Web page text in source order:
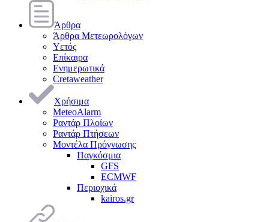
Άρθρα
Άρθρα Μετεωρολόγων
Υετός
Επίκαιρα
Ενημερωτικά
Cretaweather
Χρήσιμα
MeteoAlarm
Ραντάρ Πλοίων
Ραντάρ Πτήσεων
Μοντέλα Πρόγνωσης
Παγκόσμια
GFS
ECMWF
Περιοχικά
kairos.gr